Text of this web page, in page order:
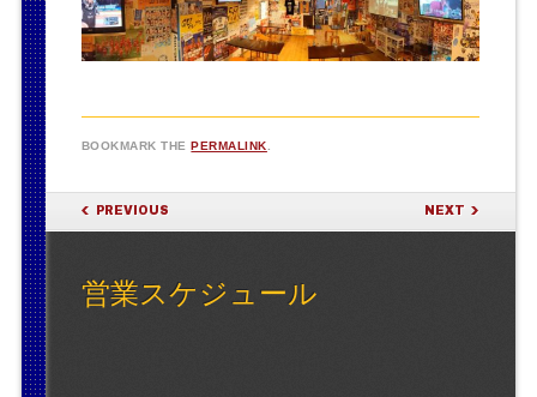
BOOKMARK THEPERMALINK
POST NAVIGATION
PREVIOUS NEXT
営業スケジュール